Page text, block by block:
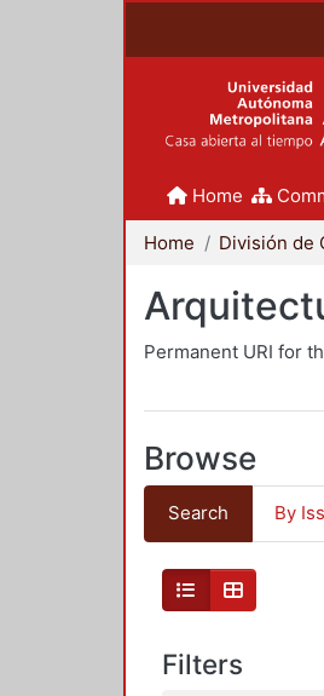
Home
Home
Permanent URI for
Browse
Search By
Filters